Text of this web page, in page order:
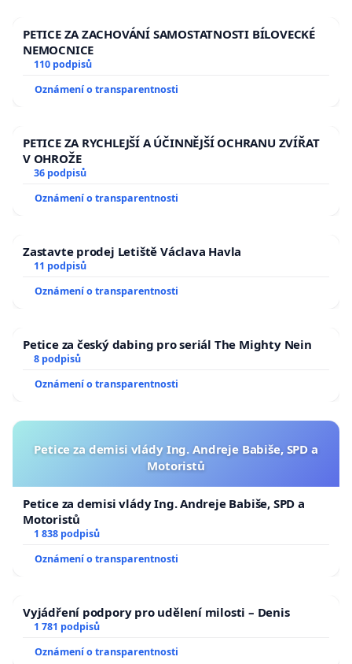
PETICE ZA ZACHOVÁNÍ SAMOSTATNOSTI BÍLOVECKÉ
NEMOCNICE
110 podpisů
Oznámení o transparentnosti
PETICE ZA RYCHLEJŠÍ A ÚČINNĚJŠÍ OCHRANU ZVÍŘAT
V OHROŽE
36 podpisů
Oznámení o transparentnosti
Zastavte prodej Letiště Václava Havla
11 podpisů
Oznámení o transparentnosti
Petice za český dabing pro seriál The Mighty Nein
8 podpisů
Oznámení o transparentnosti
Petice za demisi vlády Ing. Andreje Babiše, SPD a
Motoristů
Petice za demisi vlády Ing. Andreje Babiše, SPD a
Motoristů
1 838 podpisů
Oznámení o transparentnosti
Vyjádření podpory pro udělení milosti – Denis
1 781 podpisů
Oznámení o transparentnosti